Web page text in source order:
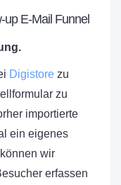
up E-Mail Funnel
Digistore zu
zu
importierte
ein eigenes
wir
erfassen